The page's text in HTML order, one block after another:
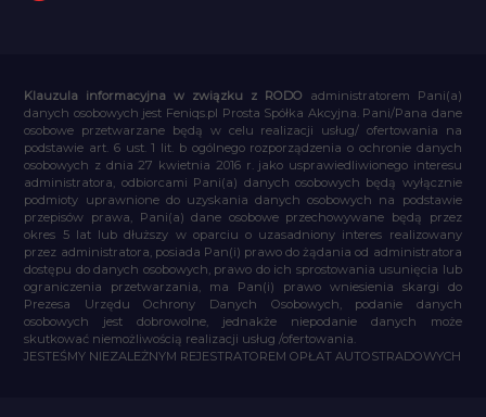
Klauzula informacyjna w związku z RODO administratorem Pani(a)
danych osobowych jest Feniqs.pl Prosta Spółka Akcyjna. Pani/Pana dane
osobowe przetwarzane będą w celu realizacji usług/ ofertowania na
podstawie art. 6 ust. 1 lit. b ogólnego rozporządzenia o ochronie danych
osobowych z dnia 27 kwietnia 2016 r. jako usprawiedliwionego interesu
administratora, odbiorcami Pani(a) danych osobowych będą wyłącznie
podmioty uprawnione do uzyskania danych osobowych na podstawie
przepisów prawa, Pani(a) dane osobowe przechowywane będą przez
okres 5 lat lub dłuższy w oparciu o uzasadniony interes realizowany
przez administratora, posiada Pan(i) prawo do żądania od administratora
dostępu do danych osobowych, prawo do ich sprostowania usunięcia lub
ograniczenia przetwarzania, ma Pan(i) prawo wniesienia skargi do
Prezesa Urzędu Ochrony Danych Osobowych, podanie danych
osobowych jest dobrowolne, jednakże niepodanie danych może
skutkować niemożliwością realizacji usług /ofertowania.
JESTEŚMY NIEZALEŻNYM REJESTRATOREM OPŁAT AUTOSTRADOWYCH